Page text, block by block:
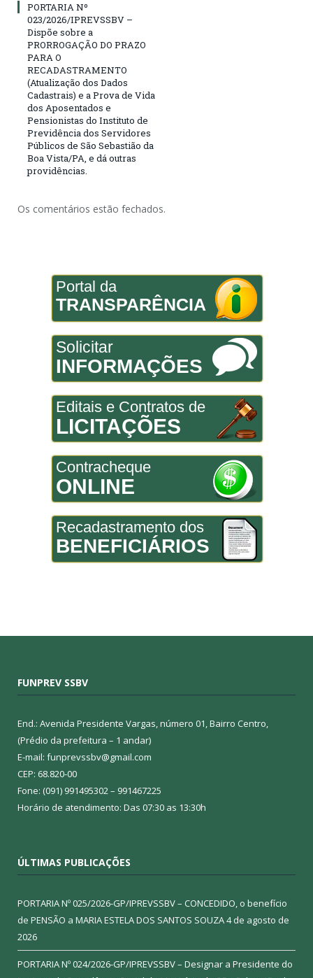
PORTARIA Nº
023/2026/IPREVSSBV –
Dispõe sobre a
PRORROGAÇÃO DO PRAZO
PARA O
RECADASTRAMENTO
(Atualização dos Dados
Cadastrais) e a Prova de Vida
dos Aposentados e
Pensionistas do Instituto de
Previdência dos Servidores
Públicos de São Sebastião da
Boa Vista/PA, e dá outras
providências.
Os comentários estão fechados.
Portal da
TRANSPARÊNCIA
Solicitar
INFORMAÇÕES
Editais e Contratos de
LICITAÇÕES
Contracheque
ONLINE
Recadastramento dos
BENEFICIÁRIOS
FUNPREV SSBV
End.: Avenida Presidente Vargas, número 01, Bairro Centro,
(Prédio da prefeitura – 1 andar)
E-mail: funprevssbv@gmail.com
CEP: 68.820-00
Fone: (091) 991495302 – 991467225
Horário de atendimento: Das 07:30 as 13:30h
ÚLTIMAS PUBLICAÇÕES
PORTARIA Nº 025/2026-GP/IPREVSSBV – CONCEDIDO, o benefício
de PENSÃO a MARIA ESTELA DOS SANTOS SOUZA4 de agosto de
2026
PORTARIA Nº 024/2026-GP/IPREVSSBV – Designar a Presidente do